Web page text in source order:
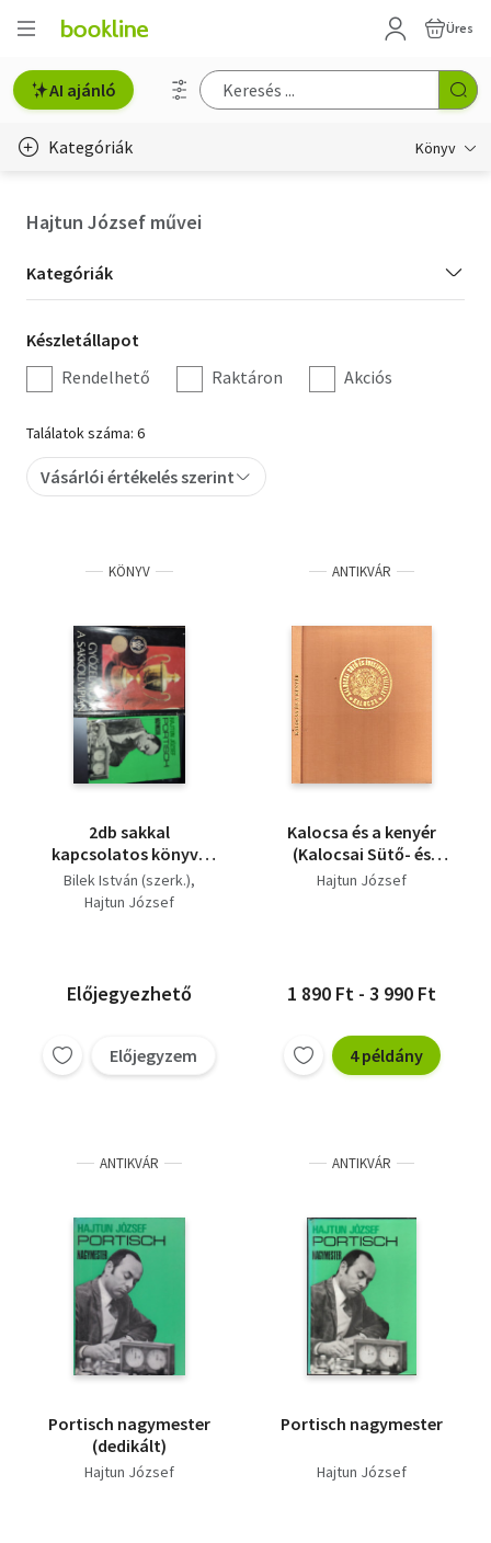
Üres
AI ajánló
Kategóriák Könyv
Hobbi, szabadidő
Irodalom
Művészet
Szakkönyv
Tankönyv, segédkönyv
Társadalomtudomány
Természettudomány
Történelem
Hajtun József művei
Kategória
szűrés
Kategóriák
Készletállapot
szűrés
Készletállapot
Rendelhető
Raktáron Akciós
Találatok száma: 6
Vásárlói értékelés szerint
KÖNYV
2db sakkal
kapcsolatos könyv -
Bilek István (szerk.)-
Győzelmünk a
Bilek István (szerk.)
Hajtun József
Előjegyezhető
Előjegyzem
ANTIKVÁR
Kalocsa és a kenyér
(Kalocsai Sütő- és
Édesipari Vállalat)
Hajtun József
1 890 Ft - 3 990 Ft
4 példány
ANTIKVÁR
Portisch nagymester
(dedikált)
Hajtun József
ANTIKVÁR
Portisch nagymester
Hajtun József